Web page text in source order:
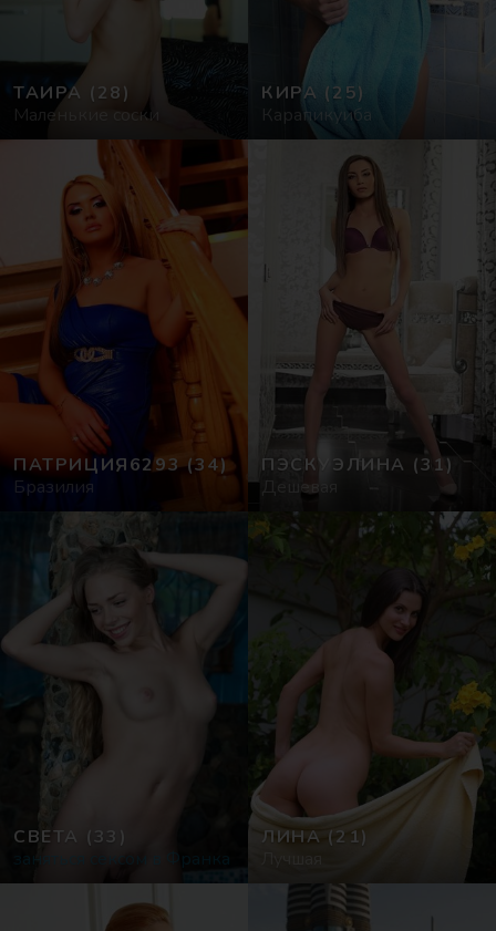
ТАИРА (28)
Маленькие соски
КИРА (25)
Карапикуиба
ПАТРИЦИЯ6293 (34)
Бразилия
ПЭСКУЭЛИНА (31)
Дешевая
СВЕТА (33)
заняться сексом в Франка
ЛИНА (21)